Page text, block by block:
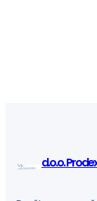
d.o.o.